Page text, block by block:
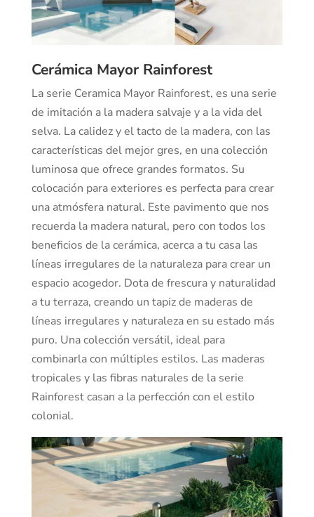
Cerámica Mayor Rainforest
La serie Ceramica Mayor Rainforest, es una serie
de imitación a la madera salvaje y a la vida del
selva. La calidez y el tacto de la madera, con las
características del mejor gres, en una colección
luminosa que ofrece grandes formatos. Su
colocación para exteriores es perfecta para crear
una atmósfera natural. Este pavimento que nos
recuerda la madera natural, pero con todos los
beneficios de la cerámica, acerca a tu casa las
líneas irregulares de la naturaleza para crear un
espacio acogedor. Dota de frescura y naturalidad
a tu terraza, creando un tapiz de maderas de
líneas irregulares y naturaleza en su estado más
puro. Una colección versátil, ideal para
combinarla con múltiples estilos. Las maderas
tropicales y las fibras naturales de la serie
Rainforest casan a la perfección con el estilo
colonial.